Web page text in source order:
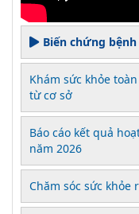
Biến chứng
Khám sức khỏe
từ cơ sở
Báo cáo kết quả
năm 2026
Chăm sóc sức